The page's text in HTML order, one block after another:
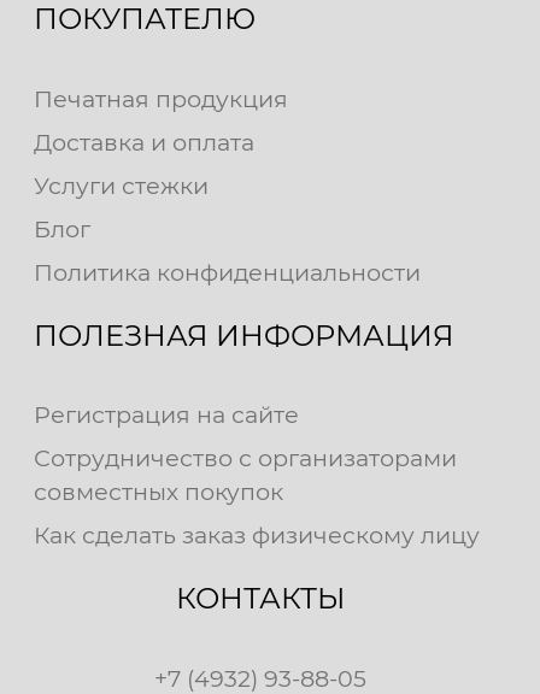
ПОКУПАТЕЛЮ
Печатная продукция
Доставка и оплата
Услуги стежки
Блог
Политика конфиденциальности
ПОЛЕЗНАЯ ИНФОРМАЦИЯ
Регистрация на сайте
Сотрудничество с организаторами
совместных покупок
Как сделать заказ физическому лицу
КОНТАКТЫ
+7 (4932) 93-88-05